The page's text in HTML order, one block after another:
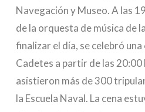
Navegación y Museo. A las
de la orquesta de música de
finalizar el día, se celebró
Cadetes a partir de las 20:00
asistieron más de 300
la Escuela Naval. La cena